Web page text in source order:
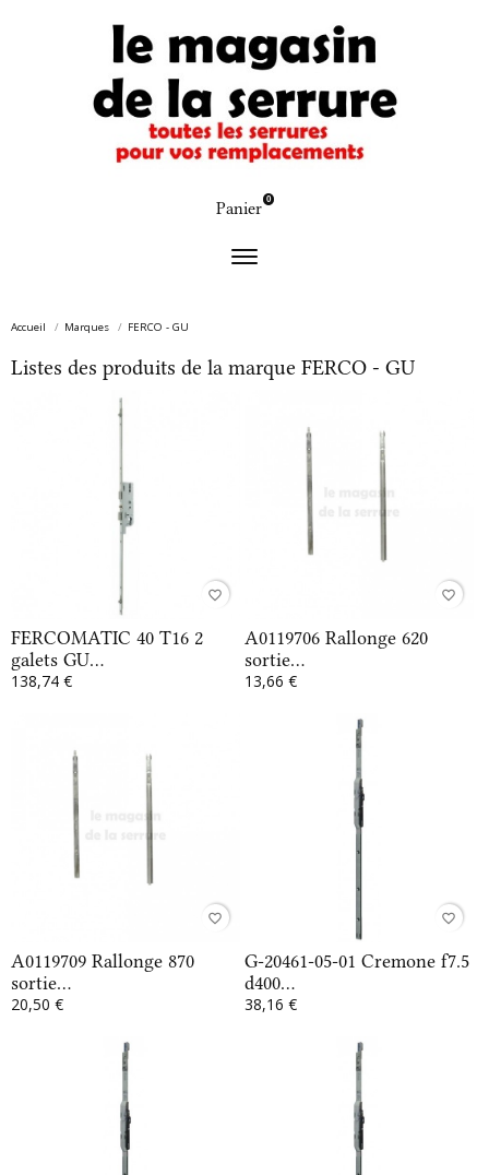
Panier 0
Accueil Marques FERCO - GU
Listes des produits de la marque FERCO - GU
favorite_border
FERCOMATIC 40 T16 2
galets GU...
138,74 €
favorite_border
A0119706 Rallonge 620
sortie...
13,66 €
favorite_border
A0119709 Rallonge 870
sortie...
20,50 €
favorite_border
G-20461-05-01 Cremone f7.5
d400...
38,16 €